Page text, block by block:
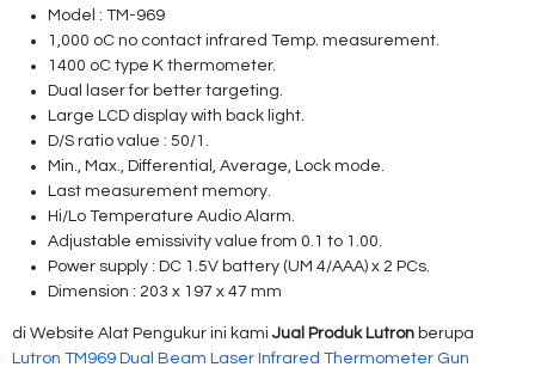
Model : TM-969
1,000 oC no contact infrared Temp. measurement.
1400 oC type K thermometer.
Dual laser for better targeting.
Large LCD display with back light.
D/S ratio value : 50/1.
Min., Max., Differential, Average, Lock mode.
Last measurement memory.
Hi/Lo Temperature Audio Alarm.
Adjustable emissivity value from 0.1 to 1.00.
Power supply : DC 1.5V battery (UM 4/AAA) x 2 PCs.
Dimension : 203 x 197 x 47 mm
di Website Alat Pengukur ini kamiJual Produk Lutron berupa
Lutron TM969 Dual Beam Laser Infrared Thermometer Gun